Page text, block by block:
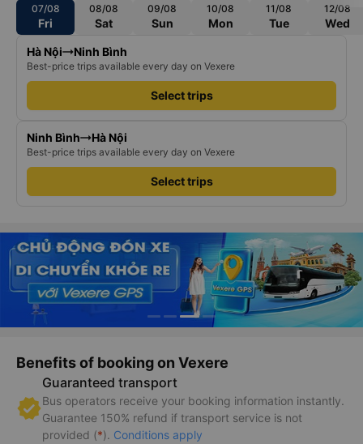
07/08
Fri
08/08
Sat
09/08
Sun
10/08
Mon
11/08
Tue
12/08
Wed
Hà Nội Ninh Bình
Best-price trips available every day on Vexere
Select trips
Ninh Bình Hà Nội
Best-price trips available every day on Vexere
Select trips
Benefits of booking on Vexere
Guaranteed transport
Bus operators receive your booking information instantly.
Guarantee 150% refund if transport service is not
provided (*). Conditions apply